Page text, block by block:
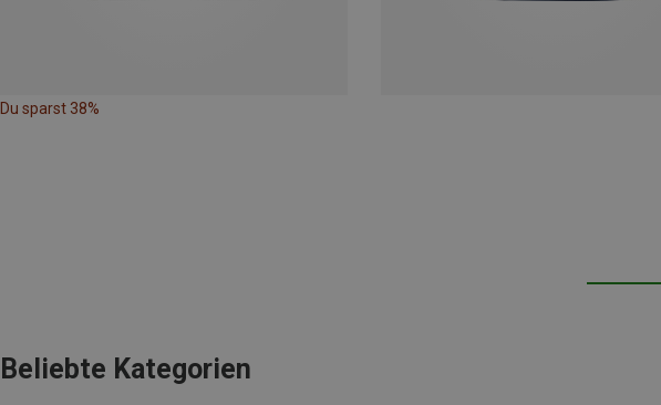
Du sparst 38%
Beliebte Kategorien